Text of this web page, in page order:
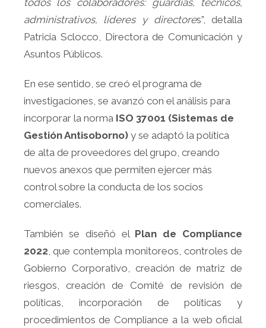
administrativos, líderes y directores”, detalla
Patricia Sclocco, Directora de Comunicación y
Asuntos Públicos.
En ese sentido, se creó el programa de
investigaciones, se avanzó con el análisis para
incorporar la norma ISO 37001 (Sistemas de
Gestión Antisoborno)y se adaptó la política
de alta de proveedores del grupo, creando
nuevos anexos que permiten ejercer más
control sobre la conducta de los socios
comerciales.
También se diseñó el Plan de Compliance
2022, que contempla monitoreos, controles de
Gobierno Corporativo, creación de matriz de
riesgos, creación de Comité de revisión de
políticas, incorporación de políticas y
procedimientos de Compliance a la web oficial